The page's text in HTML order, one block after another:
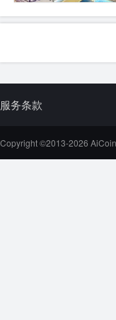
服务条款
Copyright ©2013-2026